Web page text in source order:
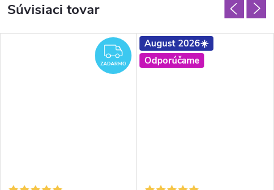
Súvisiaci tovar
ZADARMO
ZADARMO
August 2026☀️
Odporúčame